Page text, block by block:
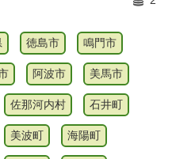
徳島市 鳴門市
阿波市 美馬市
佐那河内村 石井町
美波町 海陽町